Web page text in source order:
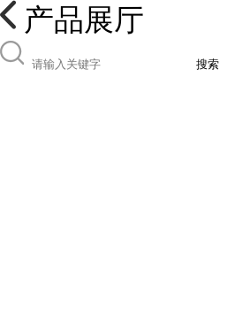
产品展厅
搜索